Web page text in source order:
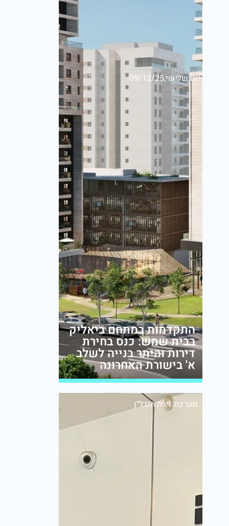
התקדמות במתחם ביאליק
בבית שמש: כנס בחירת
דירות והיתר בנייה לשלב
א' בישורת האחרונה
יום שלישי,09/12/25
מערכת זירת הנדל״ן